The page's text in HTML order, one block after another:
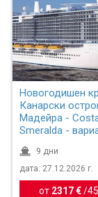
Новогодишен
Канарски
Мадейра -
Smeralda -
9 дни
дата: 27.12.2026 г.
от 2317 € /